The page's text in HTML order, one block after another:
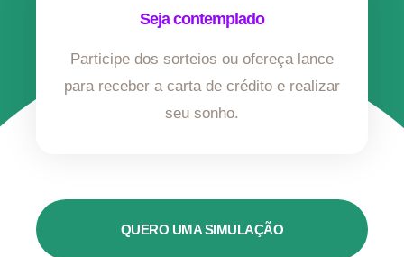
Seja contemplado
Participe dos sorteios ou ofereça lance
para receber a carta de crédito e realizar
seu sonho.
QUERO UMA SIMULAÇÃO